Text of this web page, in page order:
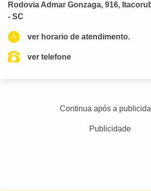
Rodovia Admar Gonzaga, 916,
- SC
ver horario de atendimento.
ver telefone
Continua após a
Publicidade